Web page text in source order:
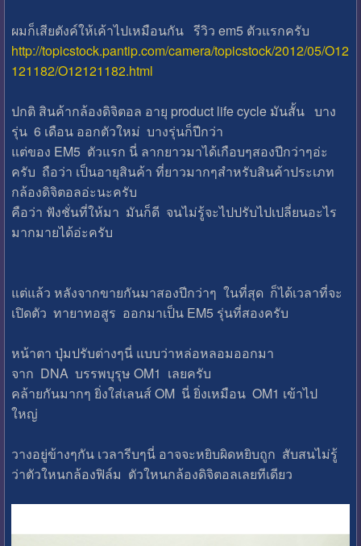
ผมก็เสียตังค์ให้เค้าไปเหมือนกัน รีวิว em5 ตัวแรกครับ
http://topicstock.pantip.com/camera/topicstock/2012/05/O12
121182/O12121182.html
ปกติ สินค้ากล้องดิจิตอล อายุ product life cycle มันสั้น บาง
รุ่น 6 เดือน ออกตัวใหม่ บางรุ่นก็ปีกว่า
แต่ของ EM5 ตัวแรก นี่ ลากยาวมาได้เกือบๆสองปีกว่าๆอ่ะ
ครับ ถือว่า เป็นอายุสินค้า ที่ยาวมากๆสำหรับสินค้าประเภท
กล้องดิจิตอลอ่ะนะครับ
คือว่า ฟังชั่นที่ให้มา มันก็ดี จนไม่รู้จะไปปรับไปเปลี่ยนอะไร
มากมายได้อ่ะครับ
แต่แล้ว หลังจากขายกันมาสองปีกว่าๆ ในที่สุด ก็ได้เวลาที่จะ
เปิดตัว ทายาทอสูร ออกมาเป็น EM5 รุ่นที่สองครับ
หน้าตา ปุ่มปรับต่างๆนี่ แบบว่าหล่อหลอมออกมา
จาก DNA บรรพบุรุษ OM1 เลยครับ
คล้ายกันมากๆ ยิ่งใส่เลนส์ OM นี่ ยิ่งเหมือน OM1 เข้าไป
ใหญ่
วางอยู่ข้างๆกัน เวลารีบๆนี่ อาจจะหยิบผิดหยิบถูก สับสนไม่รู้
ว่าตัวใหนกล้องฟิล์ม ตัวใหนกล้องดิจิตอลเลยทีเดียว